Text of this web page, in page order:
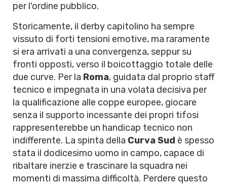
per l'ordine pubblico.
Storicamente, il derby capitolino ha sempre
vissuto di forti tensioni emotive, ma raramente
si era arrivati a una convergenza, seppur su
fronti opposti, verso il boicottaggio totale delle
due curve. Per la Roma, guidata dal proprio staff
tecnico e impegnata in una volata decisiva per
la qualificazione alle coppe europee, giocare
senza il supporto incessante dei propri tifosi
rappresenterebbe un handicap tecnico non
indifferente. La spinta della Curva Sud è spesso
stata il dodicesimo uomo in campo, capace di
ribaltare inerzie e trascinare la squadra nei
momenti di massima difficoltà. Perdere questo